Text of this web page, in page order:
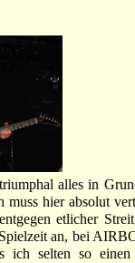
alles in
hier absolut
etlicher
an, bei
ich selten so